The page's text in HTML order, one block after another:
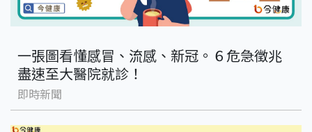
一張圖看懂感冒、流感、新冠。６危急徵兆
盡速至大醫院就診！
即時新聞